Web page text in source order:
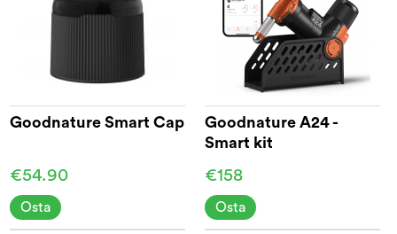
Goodnature Smart Cap
€54.90
Osta
Goodnature A24 -
Smart kit
€158
Osta